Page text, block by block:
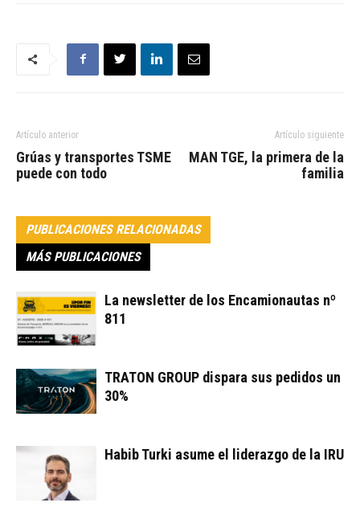
Artículo anterior
Grúas y transportes TSME
puede con todo
Artículo siguiente
MAN TGE, la primera de la
familia
PUBLICACIONES RELACIONADAS
MÁS PUBLICACIONES
La newsletter de los Encamionautas nº
811
TRATON GROUP dispara sus pedidos un
30%
Habib Turki asume el liderazgo de la IRU